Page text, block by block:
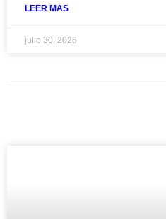
LEER MAS
julio 30, 2026